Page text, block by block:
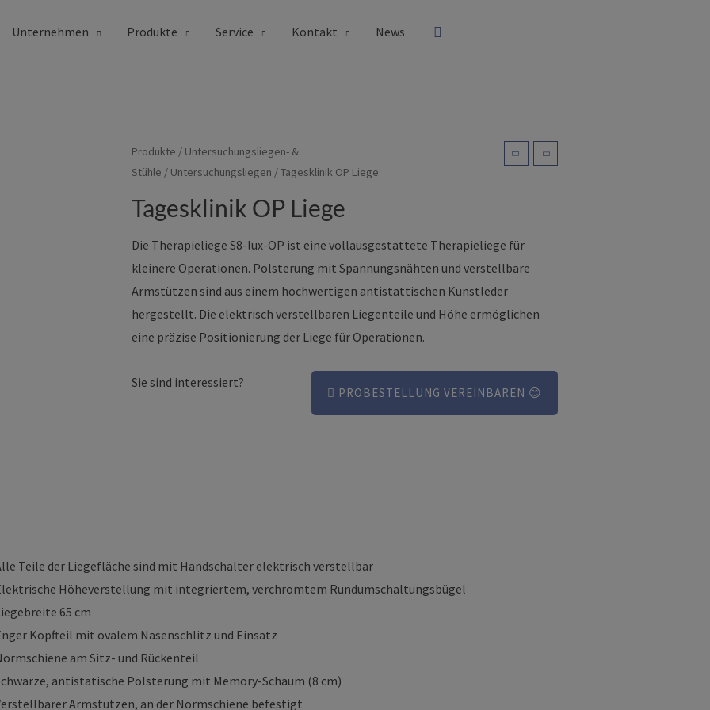
Unternehmen Produkte Service Kontakt News
Produkte / Untersuchungsliegen- &
Stühle / Untersuchungsliegen / Tagesklinik OP Liege
Tagesklinik OP Liege
Die Therapieliege S8-lux-OP ist eine vollausgestattete Therapieliege für
kleinere Operationen. Polsterung mit Spannungsnähten und verstellbare
Armstützen sind aus einem hochwertigen antistattischen Kunstleder
hergestellt. Die elektrisch verstellbaren Liegenteile und Höhe ermöglichen
eine präzise Positionierung der Liege für Operationen.
Sie sind interessiert?
PROBESTELLUNG VEREINBAREN 😊
Teile der Liegefläche sind mit Handschalter elektrisch verstellbar
Höheverstellung mit integriertem, verchromtem Rundumschaltungsbügel
65 cm
Kopfteil mit ovalem Nasenschlitz und Einsatz
am Sitz- und Rückenteil
antistatische Polsterung mit Memory-Schaum (8 cm)
Armstützen, an der Normschiene befestigt